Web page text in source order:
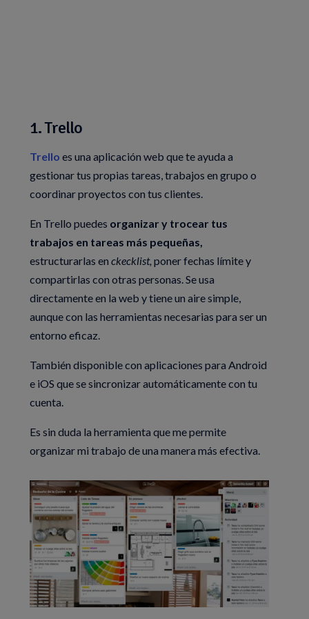
1. Trello
Trello es una aplicación web que te ayuda a
gestionar tus propias tareas, trabajos en grupo o
coordinar proyectos con tus clientes.
En Trello puedes organizar y trocear tus
trabajos en tareas más pequeñas,
estructurarlas enckecklist, poner fechas límite y
compartirlas con otras personas. Se usa
directamente en la web y tiene un aire simple,
aunque con las herramientas necesarias para ser un
entorno eficaz.
También disponible con aplicaciones para Android
e iOS que se sincronizar automáticamente con tu
cuenta.
Es sin duda la herramienta que me permite
organizar mi trabajo de una manera más efectiva.